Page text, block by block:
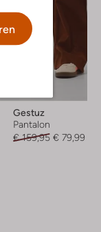
Gestuz
Pantalon
€ 159,95 € 79,99